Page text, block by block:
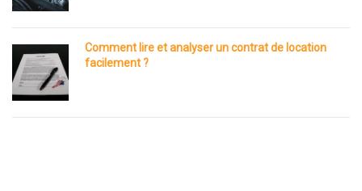
Comment lire et analyser un contrat de location
facilement ?